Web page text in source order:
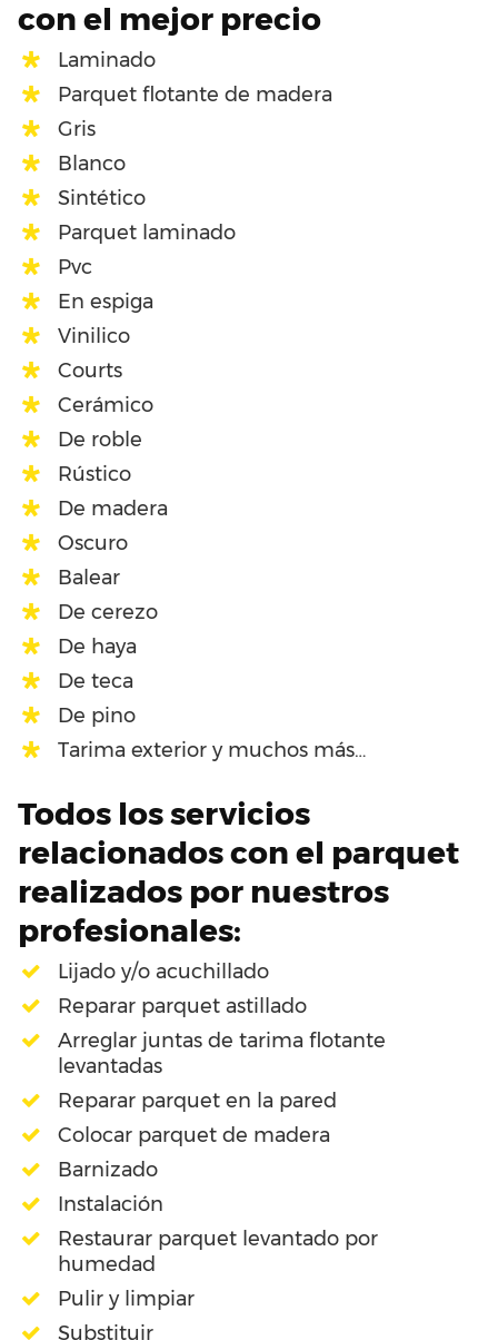
con el mejor precio
Laminado
Parquet flotante de madera
Gris
Blanco
Sintético
Parquet laminado
Pvc
En espiga
Vinilico
Courts
Cerámico
De roble
Rústico
De madera
Oscuro
Balear
De cerezo
De haya
De teca
De pino
Tarima exterior y muchos más…
Todos los servicios
relacionados con el parquet
realizados por nuestros
profesionales:
Lijado y/o acuchillado
Reparar parquet astillado
Arreglar juntas de tarima flotante
levantadas
Reparar parquet en la pared
Colocar parquet de madera
Barnizado
Instalación
Restaurar parquet levantado por
humedad
Pulir y limpiar
Substituir